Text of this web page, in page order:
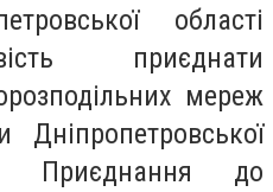
області
приєднати
мереж
Приєднання до